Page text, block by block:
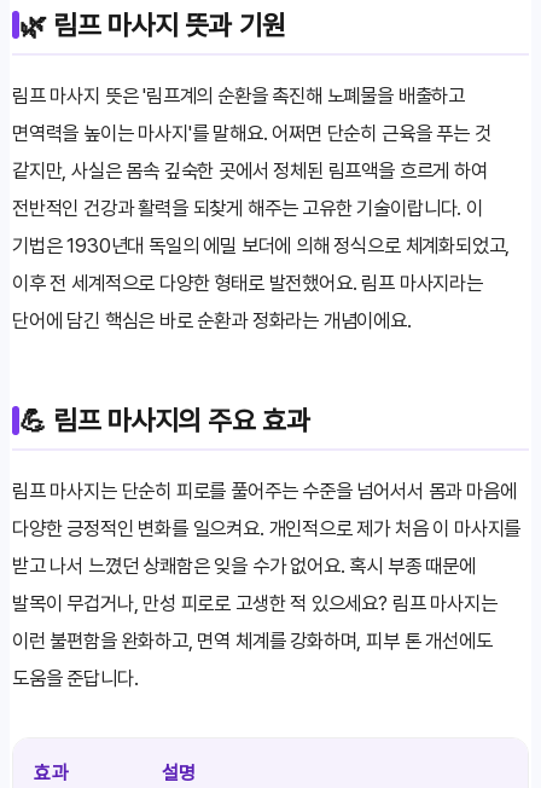
🌿 림프 마사지 뜻과 기원
림프 마사지 뜻은 '림프계의 순환을 촉진해 노폐물을 배출하고
면역력을 높이는 마사지'를 말해요. 어쩌면 단순히 근육을 푸는 것
같지만, 사실은 몸속 깊숙한 곳에서 정체된 림프액을 흐르게 하여
전반적인 건강과 활력을 되찾게 해주는 고유한 기술이랍니다. 이
기법은 1930년대 독일의 에밀 보더에 의해 정식으로 체계화되었고,
이후 전 세계적으로 다양한 형태로 발전했어요. 림프 마사지라는
단어에 담긴 핵심은 바로 순환과 정화라는 개념이에요.
💪 림프 마사지의 주요 효과
림프 마사지는 단순히 피로를 풀어주는 수준을 넘어서서 몸과 마음에
다양한 긍정적인 변화를 일으켜요. 개인적으로 제가 처음 이 마사지를
받고 나서 느꼈던 상쾌함은 잊을 수가 없어요. 혹시 부종 때문에
발목이 무겁거나, 만성 피로로 고생한 적 있으세요? 림프 마사지는
이런 불편함을 완화하고, 면역 체계를 강화하며, 피부 톤 개선에도
도움을 준답니다.
효과 설명